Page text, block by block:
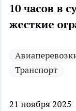
10 часов в
жесткие
Транспорт
21 ноября 2025